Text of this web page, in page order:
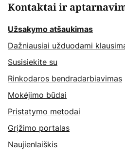
Kontaktai ir
Užsakymo atšaukimas
Dažniausiai užduodami
Susisiekite su
Rinkodaros bendradarbiavimas
Mokėjimo būdai
Pristatymo metodai
Grįžimo portalas
Naujienlaiškis